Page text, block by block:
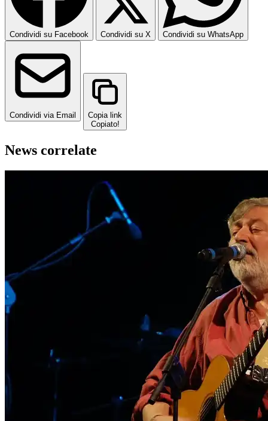
Condividi su Facebook Condividi su X Condividi su WhatsApp
Condividi via Email
Copia link
Copiato!
News correlate